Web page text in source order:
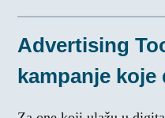
Advertising
kampanje koje